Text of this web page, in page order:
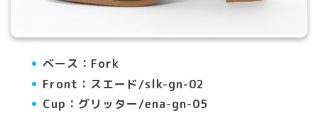
ベース：Fork
Front：スエード/slk-gn-02
Cup：グリッター/ena-gn-05